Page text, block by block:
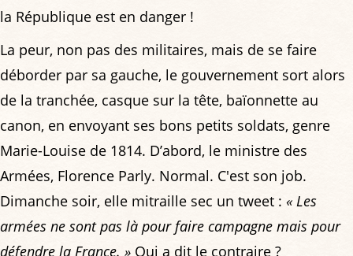
la République est en danger !
La peur, non pas des militaires, mais de se faire
déborder par sa gauche, le gouvernement sort alors
de la tranchée, casque sur la tête, baïonnette au
canon, en envoyant ses bons petits soldats, genre
Marie-Louise de 1814. D’abord, le ministre des
Armées, Florence Parly. Normal. C'est son job.
Dimanche soir, elle mitraille sec un tweet : « Les
armées ne sont pas là pour faire campagne mais pour
défendre la France. » Qui a dit le contraire ?